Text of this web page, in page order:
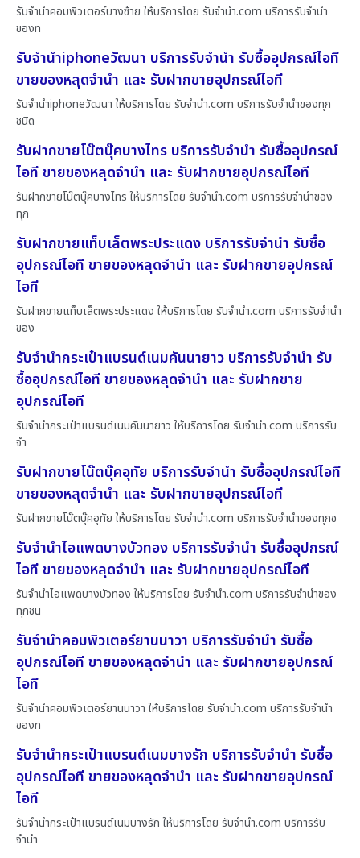
รับจำนำคอมพิวเตอร์บางซ้าย ให้บริการโดย รับจํานํา.com บริการรับจำนำ
ของท
รับจำนำiphoneวัฒนา บริการรับจำนำ รับซื้ออุปกรณ์ไอที
ขายของหลุดจำนำ และ รับฝากขายอุปกรณ์ไอที
รับจำนำiphoneวัฒนา ให้บริการโดย รับจํานํา.com บริการรับจำนำของทุก
ชนิด
รับฝากขายโน๊ตบุ๊คบางไทร บริการรับจำนำ รับซื้ออุปกรณ์
ไอที ขายของหลุดจำนำ และ รับฝากขายอุปกรณ์ไอที
รับฝากขายโน๊ตบุ๊คบางไทร ให้บริการโดย รับจํานํา.com บริการรับจำนำของ
ทุก
รับฝากขายแท็บเล็ตพระประแดง บริการรับจำนำ รับซื้อ
อุปกรณ์ไอที ขายของหลุดจำนำ และ รับฝากขายอุปกรณ์
ไอที
รับฝากขายแท็บเล็ตพระประแดง ให้บริการโดย รับจํานํา.com บริการรับจำนำ
ของ
รับจำนำกระเป๋าแบรนด์เนมคันนายาว บริการรับจำนำ รับ
ซื้ออุปกรณ์ไอที ขายของหลุดจำนำ และ รับฝากขาย
อุปกรณ์ไอที
รับจำนำกระเป๋าแบรนด์เนมคันนายาว ให้บริการโดย รับจํานํา.com บริการรับ
จำ
รับฝากขายโน๊ตบุ๊คอุทัย บริการรับจำนำ รับซื้ออุปกรณ์ไอที
ขายของหลุดจำนำ และ รับฝากขายอุปกรณ์ไอที
รับฝากขายโน๊ตบุ๊คอุทัย ให้บริการโดย รับจํานํา.com บริการรับจำนำของทุกช
รับจำนำไอแพดบางบัวทอง บริการรับจำนำ รับซื้ออุปกรณ์
ไอที ขายของหลุดจำนำ และ รับฝากขายอุปกรณ์ไอที
รับจำนำไอแพดบางบัวทอง ให้บริการโดย รับจํานํา.com บริการรับจำนำของ
ทุกชน
รับจำนำคอมพิวเตอร์ยานนาวา บริการรับจำนำ รับซื้อ
อุปกรณ์ไอที ขายของหลุดจำนำ และ รับฝากขายอุปกรณ์
ไอที
รับจำนำคอมพิวเตอร์ยานนาวา ให้บริการโดย รับจํานํา.com บริการรับจำนำ
ของท
รับจำนำกระเป๋าแบรนด์เนมบางรัก บริการรับจำนำ รับซื้อ
อุปกรณ์ไอที ขายของหลุดจำนำ และ รับฝากขายอุปกรณ์
ไอที
รับจำนำกระเป๋าแบรนด์เนมบางรัก ให้บริการโดย รับจํานํา.com บริการรับ
จำนำ